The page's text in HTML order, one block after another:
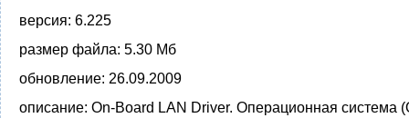
версия: 6.225
размер файла: 5.30 Мб
обновление: 26.09.2009
описание: On-Board LAN Driver. Операционная система